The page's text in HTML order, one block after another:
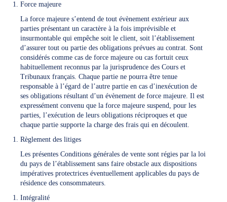
Force majeure
La force majeure s’entend de tout évènement extérieur aux
parties présentant un caractère à la fois imprévisible et
insurmontable qui empêche soit le client, soit l’établissement
d’assurer tout ou partie des obligations prévues au contrat. Sont
considérés comme cas de force majeure ou cas fortuit ceux
habituellement reconnus par la jurisprudence des Cours et
Tribunaux français. Chaque partie ne pourra être tenue
responsable à l’égard de l’autre partie en cas d’inexécution de
ses obligations résultant d’un évènement de force majeure. Il est
expressément convenu que la force majeure suspend, pour les
parties, l’exécution de leurs obligations réciproques et que
chaque partie supporte la charge des frais qui en découlent.
Règlement des litiges
Les présentes Conditions générales de vente sont régies par la loi
du pays de l’établissement sans faire obstacle aux dispositions
impératives protectrices éventuellement applicables du pays de
résidence des consommateurs.
Intégralité